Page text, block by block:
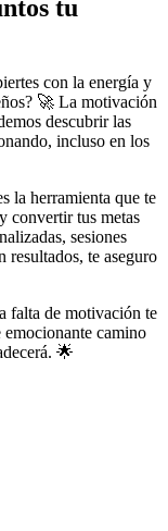
tu
con la energía y
🚀 La motivación
descubrir las
incluso en los
la herramienta que te
convertir tus metas
sesiones
resultados, te aseguro
falta de motivación te
emocionante camino
🌟